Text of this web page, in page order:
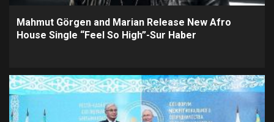
Mahmut Görgen and Marian Release New Afro
House Single “Feel So High”-Sur Haber